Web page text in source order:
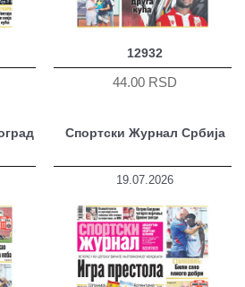
12932
44.00 RSD
Спортски Журнал Србија
19.07.2026